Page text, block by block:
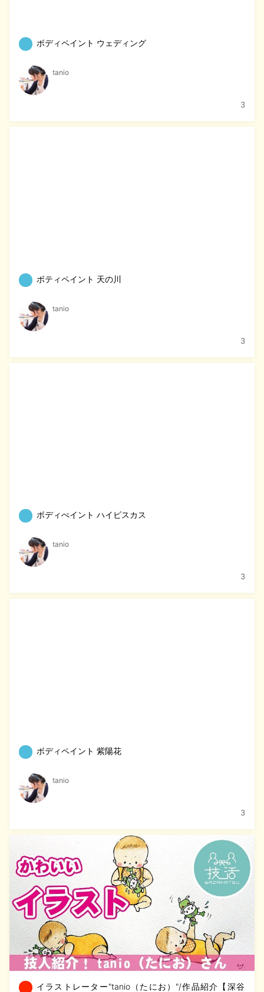
ボディペイント ウェディング
tanio
3
ボティペイント 天の川
tanio
3
ボディぺイント ハイビスカス
tanio
3
ボディペイント 紫陽花
tanio
3
イラストレーター"tanio（たにお）"/作品紹介【深谷